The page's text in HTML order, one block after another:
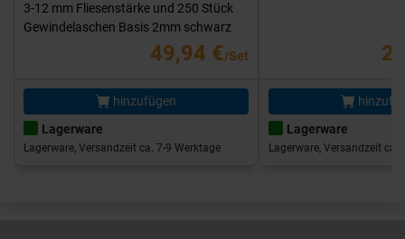
3-12 mm Fliesenstärke und 250 Stück
Gewindelaschen Basis 2mm schwarz
49,94 €/Set
hinzufügen
Lagerware
Lagerware, Versandzeit ca. 7-9 Werktage
Lagerware
Lagerware, Versandzeit ca.